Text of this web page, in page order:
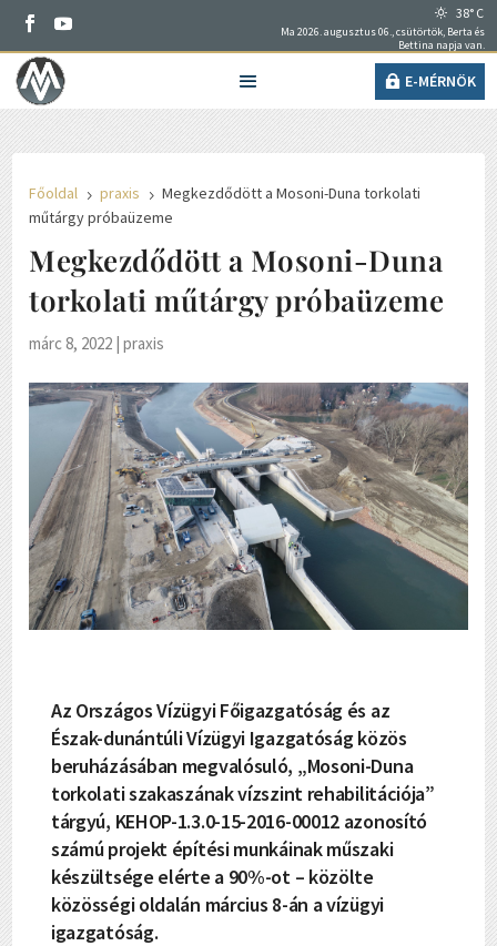
38° C
Ma 2026. augusztus 06., csütörtök, Berta és
Bettina napja van.
E-MÉRNÖK
Főoldal 5 praxis 5 Megkezdődött a Mosoni-Duna torkolati
műtárgy próbaüzeme
Megkezdődött a Mosoni-Duna
torkolati műtárgy próbaüzeme
márc 8, 2022 |praxis
Az Országos Vízügyi Főigazgatóság és az
Észak-dunántúli Vízügyi Igazgatóság közös
beruházásában megvalósuló, „Mosoni-Duna
torkolati szakaszának vízszint rehabilitációja”
tárgyú, KEHOP-1.3.0-15-2016-00012 azonosító
számú projekt építési munkáinak műszaki
készültsége elérte a 90%-ot – közölte
közösségi oldalán március 8-án a vízügyi
igazgatóság.